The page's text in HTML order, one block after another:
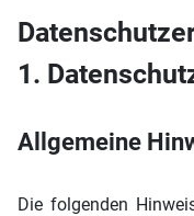
1.
Allgemeine
Die folgenden